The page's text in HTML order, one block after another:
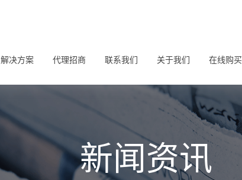
解决方案 代理招商 联系我们 关于我们 在线购买
新闻资讯